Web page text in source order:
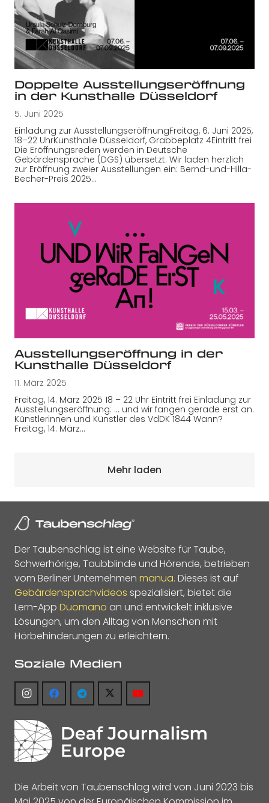
Doppelte Ausstellungseröffnung
in der Kunsthalle Düsseldorf
5. Juni 2025
Einladung zur AusstellungseröffnungFreitag, 6. Juni 2025,
18–22 UhrKunsthalle Düsseldorf, Grabbeplatz 4Eintritt frei
Die Eröffnungsreden werden in Deutsche
Gebärdensprache (DGS) übersetzt. Wir laden herzlich
zur Eröffnung zweier Ausstellungen ein: Bernd-und-Hilla-
Becher-Preis 2025…
Ausstellungseröffnung in der
Kunsthalle Düsseldorf
11. März 2025
Freitag, 14. März 2025 18 – 22 Uhr Eintritt frei Einladung zur
Ausstellungseröffnung: … und wir fangen gerade erst an.
Künstlerinnen und Künstler des VdDK 1844 Wann?
Freitag, 14. März…
Mehr laden
Der Taubenschlag ist eine Website für Taube,
Schwerhörige, Taubblinde und Hörende, betrieben
vom Berliner Unternehmen manua. Dieses ist auf
Gebärdensprachvideos spezialisiert, bietet die
Lern-App Duomano an und entwickelt inklusive
Lösungen, um den Alltag von Menschen mit
Hörbehinderungen zu erleichtern.
Soziale Medien
Die Arbeit von Taubenschlag wird von Juni 2023 bis